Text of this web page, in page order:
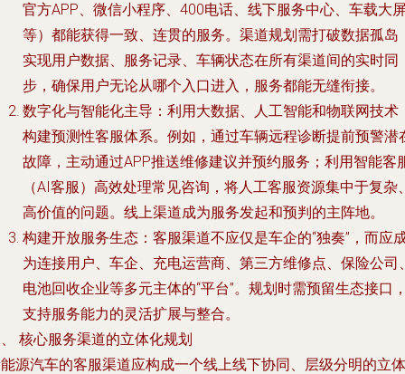
官方APP、微信小程序、400电话、线下服务中心、车载大
等）都能获得一致、连贯的服务。渠道规划需打破数据孤岛
实现用户数据、服务记录、车辆状态在所有渠道间的实时同
步，确保用户无论从哪个入口进入，服务都能无缝衔接。
数字化与智能化主导 ：利用大数据、人工智能和物联网技术
构建预测性客服体系。例如，通过车辆远程诊断提前预警潜
故障，主动通过APP推送维修建议并预约服务；利用智能客
（AI客服）高效处理常见咨询，将人工客服资源集中于复杂
高价值的问题。线上渠道成为服务发起和预判的主阵地。
构建开放服务生态 ：客服渠道不应仅是车企的“独奏”，而应
为连接用户、车企、充电运营商、第三方维修点、保险公司
电池回收企业等多元主体的“平台”。规划时需预留生态接口
支持服务能力的灵活扩展与整合。
核心服务渠道的立体化规划
源汽车的客服渠道应构成一个线上线下协同、层级分明的立体